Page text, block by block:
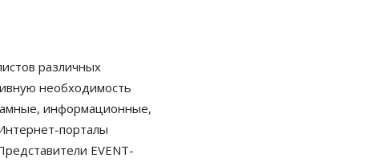
различных
необходимость
информационные,
порталы
EVENT-